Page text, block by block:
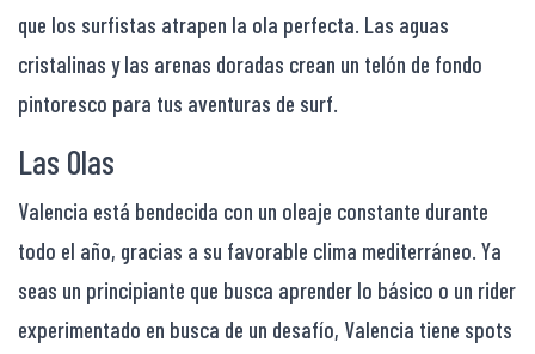
que los surfistas atrapen la ola perfecta. Las aguas
cristalinas y las arenas doradas crean un telón de fondo
pintoresco para tus aventuras de surf.
Las Olas
Valencia está bendecida con un oleaje constante durante
todo el año, gracias a su favorable clima mediterráneo. Ya
seas un principiante que busca aprender lo básico o un rider
experimentado en busca de un desafío, Valencia tiene spots